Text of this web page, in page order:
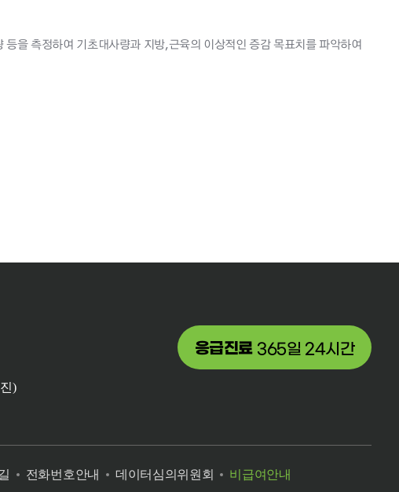
을 측정하여 기초대사량과 지방,근육의 이상적인 증감 목표치를 파악하여
)
응급진료 365일 24시간
전화번호안내 데이터심의위원회 비급여안내